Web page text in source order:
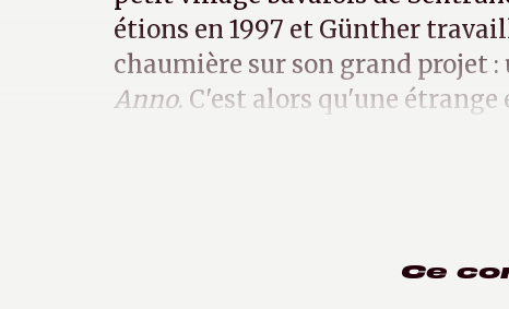
étions en 1997 et Günther
chaumière sur son grand projet :
Anno. C'est alors qu'une
Ce